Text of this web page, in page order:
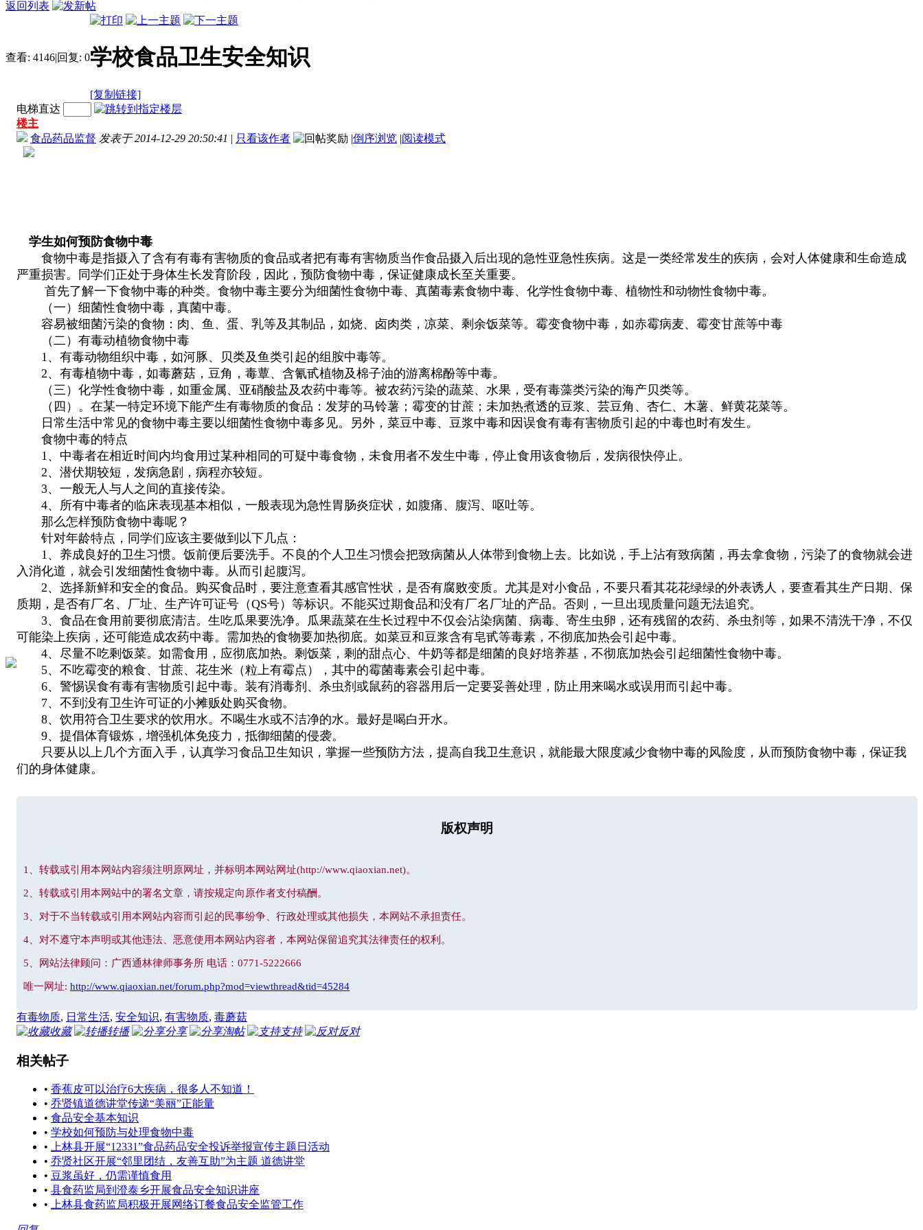
返回列表
查看: 4146|回复: 0学校食品卫生安全知识
[复制链接]
电梯直达
楼主
食品药品监督 发表于 2014-12-29 20:50:41 | 只看该作者 |倒序浏览 |阅读模式
学生如何预防食物中毒
食物中毒是指摄入了含有有毒有害物质的食品或者把有毒有害物质当作食品摄入后出现的急性亚急性疾病。这是一类经常发生的疾病，会对人体健康和生命造成
严重损害。同学们正处于身体生长发育阶段，因此，预防食物中毒，保证健康成长至关重要。
首先了解一下食物中毒的种类。食物中毒主要分为细菌性食物中毒、真菌毒素食物中毒、化学性食物中毒、植物性和动物性食物中毒。
（一）细菌性食物中毒，真菌中毒。
容易被细菌污染的食物：肉、鱼、蛋、乳等及其制品，如烧、卤肉类，凉菜、剩余饭菜等。霉变食物中毒，如赤霉病麦、霉变甘蔗等中毒
（二）有毒动植物食物中毒
1、有毒动物组织中毒，如河豚、贝类及鱼类引起的组胺中毒等。
2、有毒植物中毒，如毒蘑菇，豆角，毒蕈、含氰甙植物及棉子油的游离棉酚等中毒。
（三）化学性食物中毒，如重金属、亚硝酸盐及农药中毒等。被农药污染的蔬菜、水果，受有毒藻类污染的海产贝类等。
（四）。在某一特定环境下能产生有毒物质的食品：发芽的马铃薯；霉变的甘蔗；未加热煮透的豆浆、芸豆角、杏仁、木薯、鲜黄花菜等。
日常生活中常见的食物中毒主要以细菌性食物中毒多见。另外，菜豆中毒、豆浆中毒和因误食有毒有害物质引起的中毒也时有发生。
食物中毒的特点
1、中毒者在相近时间内均食用过某种相同的可疑中毒食物，未食用者不发生中毒，停止食用该食物后，发病很快停止。
2、潜伏期较短，发病急剧，病程亦较短。
3、一般无人与人之间的直接传染。
4、所有中毒者的临床表现基本相似，一般表现为急性胃肠炎症状，如腹痛、腹泻、呕吐等。
那么怎样预防食物中毒呢？
针对年龄特点，同学们应该主要做到以下几点：
1、养成良好的卫生习惯。饭前便后要洗手。不良的个人卫生习惯会把致病菌从人体带到食物上去。比如说，手上沾有致病菌，再去拿食物，污染了的食物就会进
入消化道，就会引发细菌性食物中毒。从而引起腹泻。
2、选择新鲜和安全的食品。购买食品时，要注意查看其感官性状，是否有腐败变质。尤其是对小食品，不要只看其花花绿绿的外表诱人，要查看其生产日期、保
质期，是否有厂名、厂址、生产许可证号（QS号）等标识。不能买过期食品和没有厂名厂址的产品。否则，一旦出现质量问题无法追究。
3、食品在食用前要彻底清洁。生吃瓜果要洗净。瓜果蔬菜在生长过程中不仅会沾染病菌、病毒、寄生虫卵，还有残留的农药、杀虫剂等，如果不清洗干净，不仅
可能染上疾病，还可能造成农药中毒。需加热的食物要加热彻底。如菜豆和豆浆含有皂甙等毒素，不彻底加热会引起中毒。
4、尽量不吃剩饭菜。如需食用，应彻底加热。剩饭菜，剩的甜点心、牛奶等都是细菌的良好培养基，不彻底加热会引起细菌性食物中毒。
5、不吃霉变的粮食、甘蔗、花生米（粒上有霉点），其中的霉菌毒素会引起中毒。
6、警惕误食有毒有害物质引起中毒。装有消毒剂、杀虫剂或鼠药的容器用后一定要妥善处理，防止用来喝水或误用而引起中毒。
7、不到没有卫生许可证的小摊贩处购买食物。
8、饮用符合卫生要求的饮用水。不喝生水或不洁净的水。最好是喝白开水。
9、提倡体育锻炼，增强机体免疫力，抵御细菌的侵袭。
只要从以上几个方面入手，认真学习食品卫生知识，掌握一些预防方法，提高自我卫生意识，就能最大限度减少食物中毒的风险度，从而预防食物中毒，保证我
们的身体健康。
版权声明
1、转载或引用本网站内容须注明原网址，并标明本网站网址(http://www.qiaoxian.net)。
2、转载或引用本网站中的署名文章，请按规定向原作者支付稿酬。
3、对于不当转载或引用本网站内容而引起的民事纷争、行政处理或其他损失，本网站不承担责任。
4、对不遵守本声明或其他违法、恶意使用本网站内容者，本网站保留追究其法律责任的权利。
5、网站法律顾问：广西通林律师事务所 电话：0771-5222666
唯一网址: http://www.qiaoxian.net/forum.php?mod=viewthread&tid=45284
有毒物质, 日常生活, 安全知识, 有害物质, 毒蘑菇
收藏
转播 分享 淘帖 支持 反对
相关帖子
• 香蕉皮可以治疗6大疾病，很多人不知道！
• 乔贤镇道德讲堂传递“美丽”正能量
• 食品安全基本知识
• 学校如何预防与处理食物中毒
•
上林县开展“12331”食品药品安全投诉举报宣传主题日活动
• 乔贤社区开展“邻里团结，友善互助”为主题 道德讲堂
• 豆浆虽好，仍需谨慎食用
• 县食药监局到澄泰乡开展食品安全知识讲座
•
上林县食药监局积极开展网络订餐食品安全监管工作